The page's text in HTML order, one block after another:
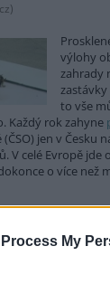
My
)
výlohy
zahrady
to vše
Každý rok zahyne
jen v Česku
V celé Evropě jde
o více než
by
soutěž Velký